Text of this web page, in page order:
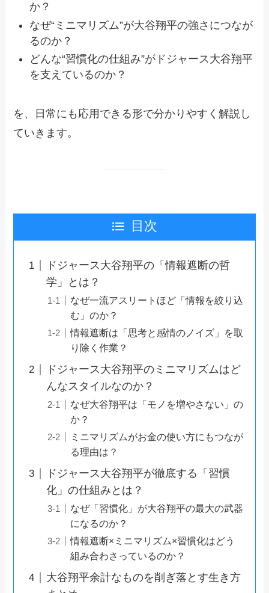
か？
なぜ“ミニマリズム”が大谷翔平の強さにつなが
るのか？
どんな“習慣化の仕組み”がドジャース大谷翔平
を支えているのか？
を、日常にも応用できる形で分かりやすく解説し
ていきます。
目次
ドジャース大谷翔平の「情報遮断の哲
学」とは？
なぜ一流アスリートほど「情報を絞り込
む」のか？
情報遮断は「思考と感情のノイズ」を取
り除く作業？
ドジャース大谷翔平のミニマリズムはど
んなスタイルなのか？
なぜ大谷翔平は「モノを増やさない」の
か？
ミニマリズムがお金の使い方にもつなが
る理由は？
ドジャース大谷翔平が徹底する「習慣
化」の仕組みとは？
なぜ「習慣化」が大谷翔平の最大の武器
になるのか？
情報遮断×ミニマリズム×習慣化はどう
組み合わさっているのか？
大谷翔平余計なものを削ぎ落とす生き方